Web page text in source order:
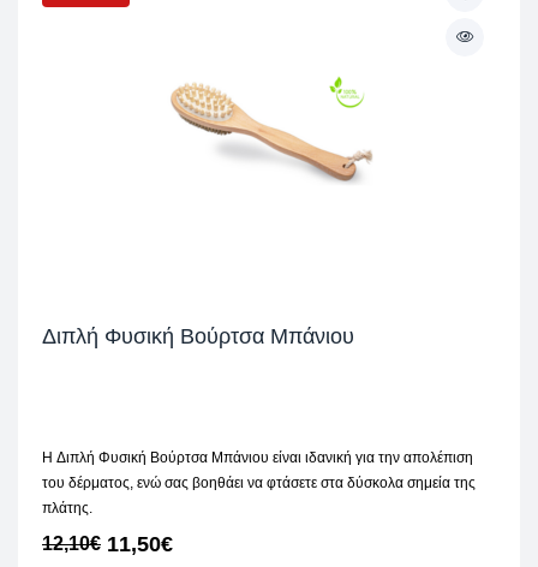
Διπλή Φυσική Βούρτσα Μπάνιου
H Διπλή Φυσική Βούρτσα Μπάνιου είναι ιδανική για την απολέπιση
του δέρματος, ενώ σας βοηθάει να φτάσετε στα δύσκολα σημεία της
πλάτης.
12,10€ 11,50€